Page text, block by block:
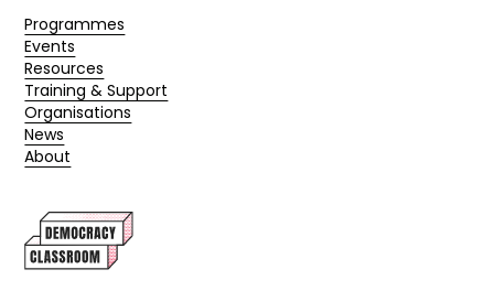
Programmes
Events
Resources
Training & Support
Organisations
News
About